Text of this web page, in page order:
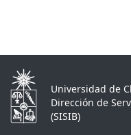
Universidad de
Dirección de
(SISIB)